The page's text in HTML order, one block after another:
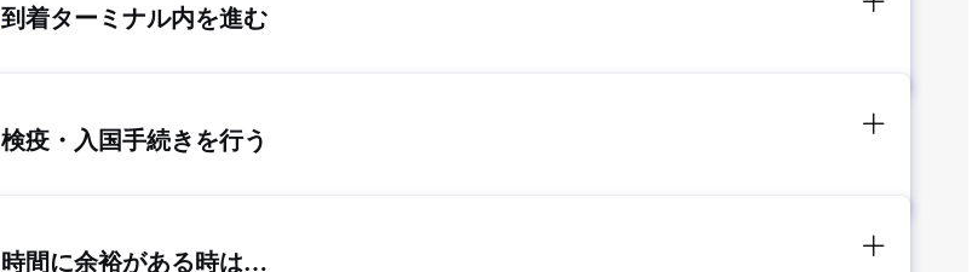
到着ターミナル内を進む
検疫・入国手続きを行う
時間に余裕がある時は…